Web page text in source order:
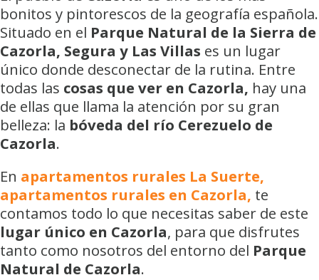
bonitos y pintorescos de la geografía española.
Situado en el Parque Natural de la Sierra de
Cazorla, Segura y Las Villas es un lugar
único donde desconectar de la rutina. Entre
todas las cosas que ver en Cazorla, hay una
de ellas que llama la atención por su gran
belleza: la bóveda del río Cerezuelo de
Cazorla.
En apartamentos rurales La Suerte,
apartamentos rurales en Cazorla, te
contamos todo lo que necesitas saber de este
lugar único en Cazorla, para que disfrutes
tanto como nosotros del entorno del Parque
Natural de Cazorla.